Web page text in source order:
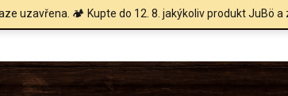
uzavřena. 🏕️ Kupte do 12. 8. jakýkoliv produkt JuBö